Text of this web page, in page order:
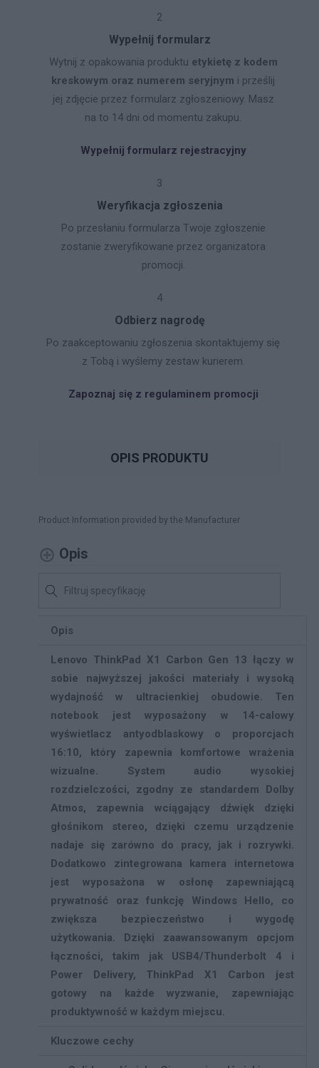
2
Wypełnij formularz
Wytnij z opakowania produktu etykietę z kodem
kreskowym oraz numerem seryjnym i prześlij
jej zdjęcie przez formularz zgłoszeniowy. Masz
na to 14 dni od momentu zakupu.
Wypełnij formularz rejestracyjny
3
Weryfikacja zgłoszenia
Po przesłaniu formularza Twoje zgłoszenie
zostanie zweryfikowane przez organizatora
promocji.
4
Odbierz nagrodę
Po zaakceptowaniu zgłoszenia skontaktujemy się
z Tobą i wyślemy zestaw kurierem.
Zapoznaj się z regulaminem promocji
OPIS PRODUKTU
Product Information provided by the Manufacturer
Opis
Opis
Lenovo ThinkPad X1 Carbon Gen 13 łączy w
sobie najwyższej jakości materiały i wysoką
wydajność w ultracienkiej obudowie. Ten
notebook jest wyposażony w 14-calowy
wyświetlacz antyodblaskowy o proporcjach
16:10, który zapewnia komfortowe wrażenia
wizualne. System audio wysokiej
rozdzielczości, zgodny ze standardem Dolby
Atmos, zapewnia wciągający dźwięk dzięki
głośnikom stereo, dzięki czemu urządzenie
nadaje się zarówno do pracy, jak i rozrywki.
Dodatkowo zintegrowana kamera internetowa
jest wyposażona w osłonę zapewniającą
prywatność oraz funkcję Windows Hello, co
zwiększa bezpieczeństwo i wygodę
użytkowania. Dzięki zaawansowanym opcjom
łączności, takim jak USB4/Thunderbolt 4 i
Power Delivery, ThinkPad X1 Carbon jest
gotowy na każde wyzwanie, zapewniając
produktywność w każdym miejscu.
Kluczowe cechy